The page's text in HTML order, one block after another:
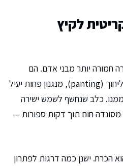
לקיץ
חמורה יותר מבני אדם. הם
מקררים את גופם בעיקר דרך ליחוך (panting), מנגנון פחות יעיל
כלב שנחשף לשמש ישירה
מסונדה חום תוך דקות ספורות —
הכרח. ישנן כמה דרגות לפתרון